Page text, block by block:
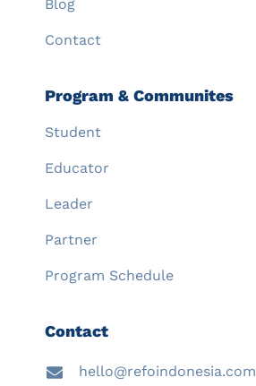
Blog
Contact
Program & Communites
Student
Educator
Leader
Partner
Program Schedule
Contact
hello@refoindonesia.com